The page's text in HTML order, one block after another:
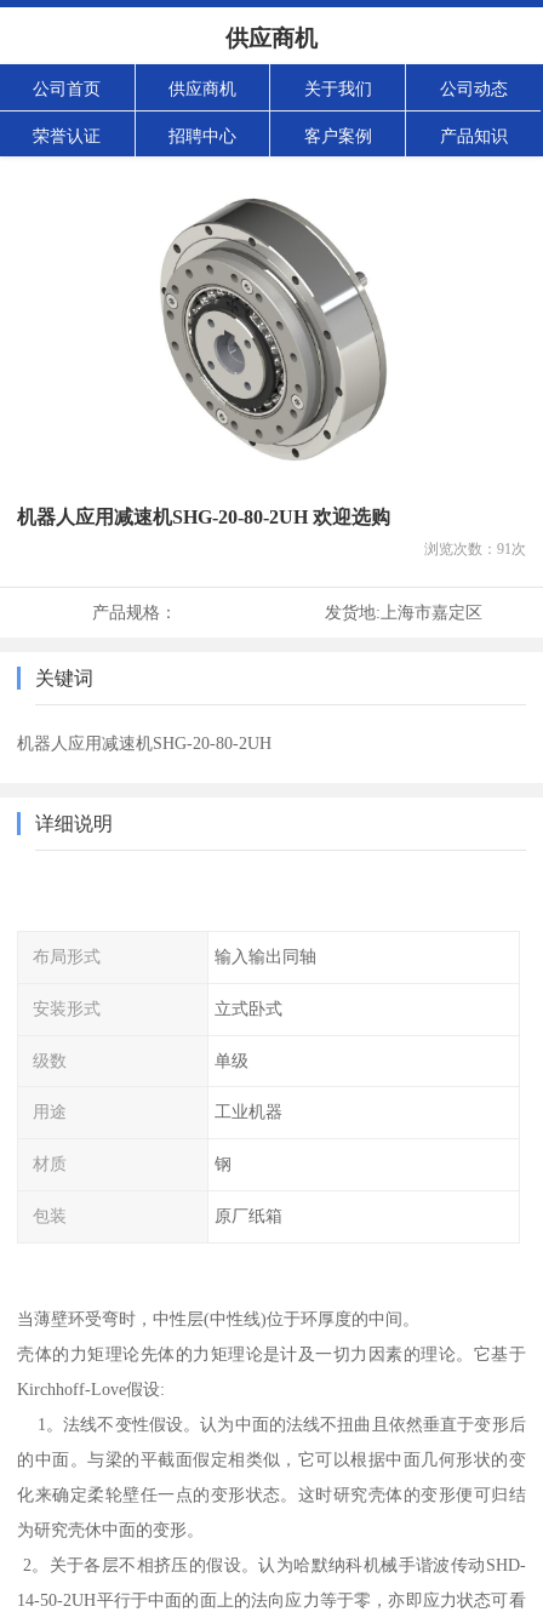
供应商机
公司首页 供应商机 关于我们 公司动态
荣誉认证 招聘中心 客户案例 产品知识
机器人应用减速机SHG-20-80-2UH 欢迎选购
浏览次数： 91次
产品规格： 发货地: 上海市嘉定区
关键词
机器人应用减速机SHG-20-80-2UH
详细说明
布局形式 输入输出同轴
安装形式 立式卧式
级数 单级
用途 工业机器
材质 钢
包装 原厂纸箱
当薄壁环受弯时，中性层(中性线)位于环厚度的中间。
壳体的力矩理论先体的力矩理论是计及一切力因素的理论。它基于
Kirchhoff-Love假设:
1。法线不变性假设。认为中面的法线不扭曲且依然垂直于变形后
的中面。与梁的平截面假定相类似，它可以根据中面几何形状的变
化来确定柔轮壁任一点的变形状态。这时研究壳体的变形便可归结
为研究壳休中面的变形。
2。关于各层不相挤压的假设。认为哈默纳科机械手谐波传动SHD-
14-50-2UH平行于中面的面上的法向应力等于零，亦即应力状态可看